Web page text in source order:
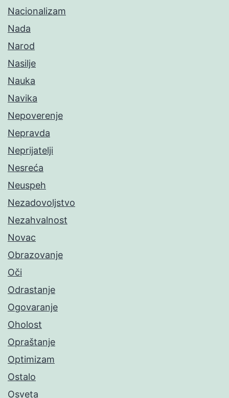
Nacionalizam
Nada
Narod
Nasilje
Nauka
Navika
Nepoverenje
Nepravda
Neprijatelji
Nesreća
Neuspeh
Nezadovoljstvo
Nezahvalnost
Novac
Obrazovanje
Oči
Odrastanje
Ogovaranje
Oholost
Opraštanje
Optimizam
Ostalo
Osveta